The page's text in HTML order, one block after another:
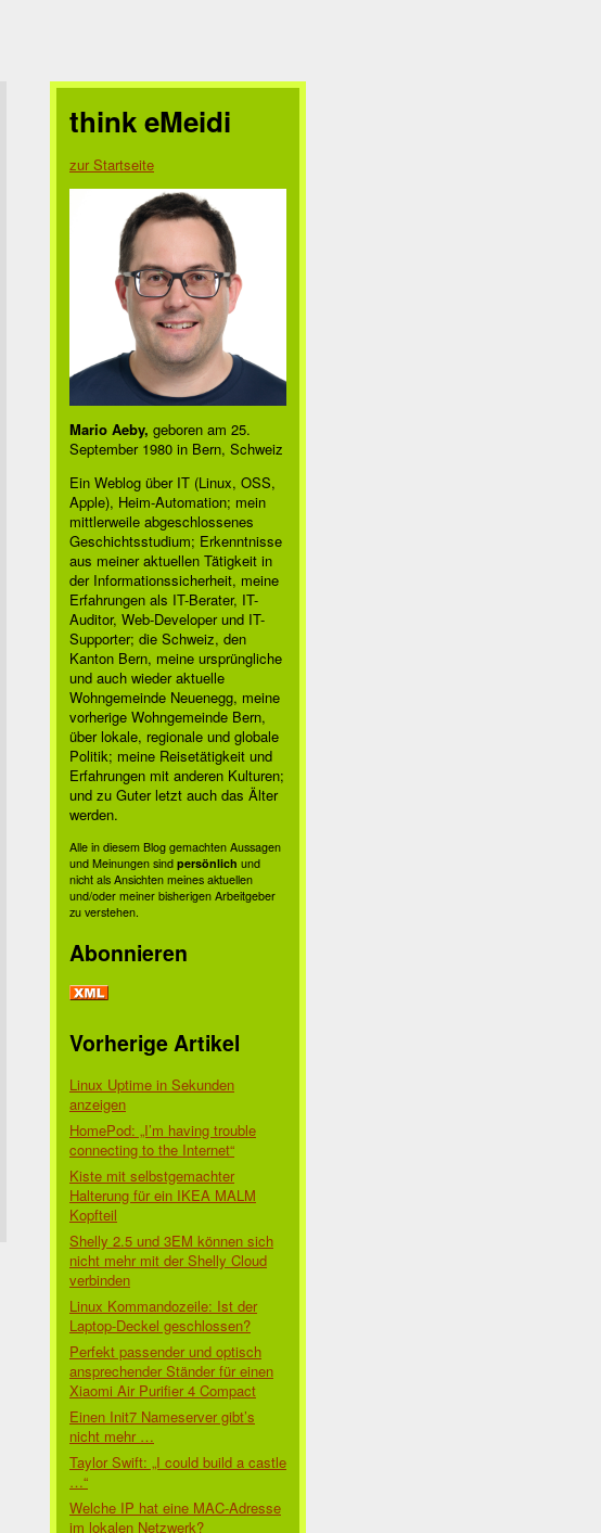
think eMeidi
zur Startseite
Mario Aeby, geboren am 25.
September 1980 in Bern, Schweiz
Ein Weblog über IT (Linux, OSS,
Apple), Heim-Automation; mein
mittlerweile abgeschlossenes
Geschichtsstudium; Erkenntnisse
aus meiner aktuellen Tätigkeit in
der Informationssicherheit, meine
Erfahrungen als IT-Berater, IT-
Auditor, Web-Developer und IT-
Supporter; die Schweiz, den
Kanton Bern, meine ursprüngliche
und auch wieder aktuelle
Wohngemeinde Neuenegg, meine
vorherige Wohngemeinde Bern,
über lokale, regionale und globale
Politik; meine Reisetätigkeit und
Erfahrungen mit anderen Kulturen;
und zu Guter letzt auch das Älter
werden.
Alle in diesem Blog gemachten Aussagen
und Meinungen sind persönlich und
nicht als Ansichten meines aktuellen
und/oder meiner bisherigen Arbeitgeber
zu verstehen.
Abonnieren
Vorherige Artikel
Linux Uptime in Sekunden
anzeigen
HomePod: „I’m having trouble
connecting to the Internet“
Kiste mit selbstgemachter
Halterung für ein IKEA MALM
Kopfteil
Shelly 2.5 und 3EM können sich
nicht mehr mit der Shelly Cloud
verbinden
Linux Kommandozeile: Ist der
Laptop-Deckel geschlossen?
Perfekt passender und optisch
ansprechender Ständer für einen
Xiaomi Air Purifier 4 Compact
Einen Init7 Nameserver gibt’s
nicht mehr …
Taylor Swift: „I could build a castle
…“
Welche IP hat eine MAC-Adresse
im lokalen Netzwerk?